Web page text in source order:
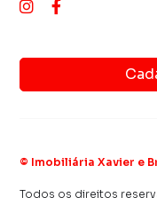
© Imobiliária Xavier e
Todos os direitos